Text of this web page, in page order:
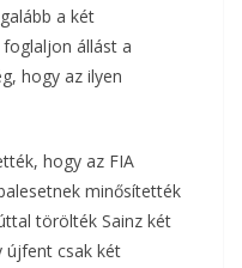
a két
állást a
hogy az ilyen
hogy az FIA
minősítették
törölték Sainz két
újfent csak két